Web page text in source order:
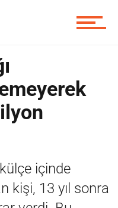
içinde
kişi, 13 yıl sonra